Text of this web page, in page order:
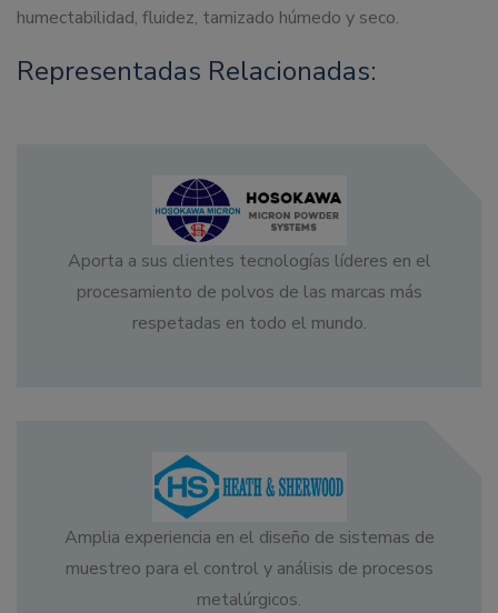
humectabilidad, fluidez, tamizado húmedo y seco.
Representadas Relacionadas:
Aporta a sus clientes tecnologías líderes en el
procesamiento de polvos de las marcas más
respetadas en todo el mundo.
Amplia experiencia en el diseño de sistemas de
muestreo para el control y análisis de procesos
metalúrgicos.